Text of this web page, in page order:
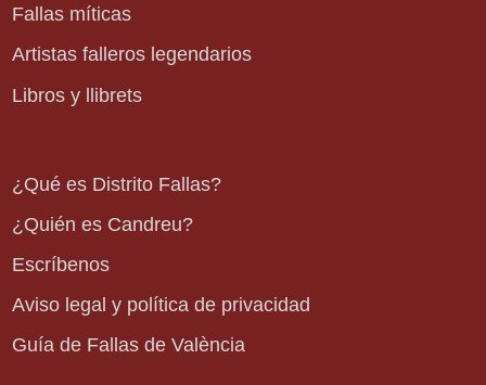
Fallas míticas
Artistas falleros legendarios
Libros y llibrets
¿Qué es Distrito Fallas?
¿Quién es Candreu?
Escríbenos
Aviso legal y política de privacidad
Guía de Fallas de València